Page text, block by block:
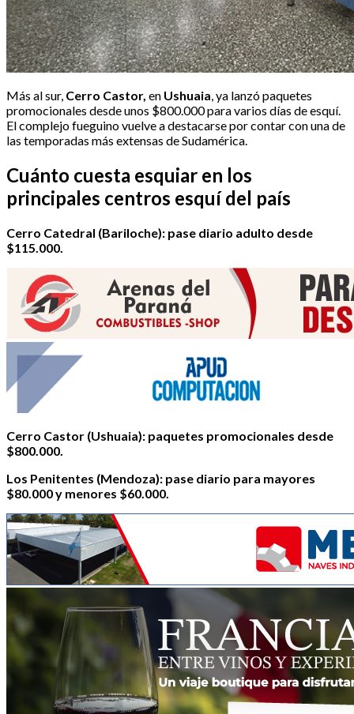
Más al sur, Cerro Castor, en Ushuaia, ya lanzó paquetes
promocionales desde unos $800.000 para varios días de esquí.
El complejo fueguino vuelve a destacarse por contar con una de
las temporadas más extensas de Sudamérica.
Cuánto cuesta esquiar en los
principales centros esquí del país
Cerro Catedral (Bariloche): pase diario adulto desde
$115.000.
Cerro Castor (Ushuaia): paquetes promocionales desde
$800.000.
Los Penitentes (Mendoza): pase diario para mayores
$80.000 y menores $60.000.